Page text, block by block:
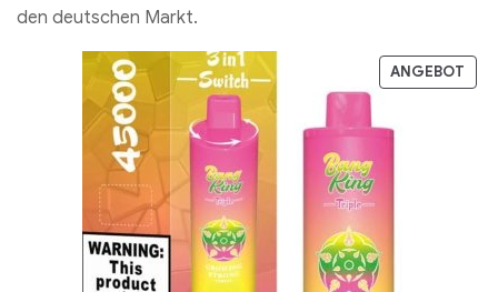
den deutschen Markt.
ANGEBOT